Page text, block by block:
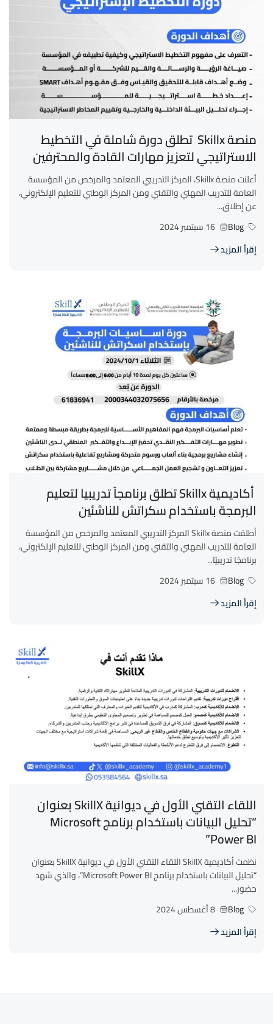
منصة Skillx تطلق دورة شاملة في التخطيط
الاستراتيجي لتعزيز مهارات القادة والمحترفين
أعلنت منصة Skillx، المركز التدريبي المعتمد والمرخص من المؤسسة
العامة للتدريب المهني والتقني ومن المركز الوطني للتعليم الإلكتروني،
عن إطلاق...
Blog
16 سبتمبر 2024
إقرأ المزيد
أكاديمية Skillx تطلق برنامجاً تدريبيا لتعليم
البرمجة باستخدام سكراتش للناشئين
أطلقت منصة Skillx المركز التدريبي المعتمد والمرخص من المؤسسة
العامة للتدريب المهني والتقني ومن المركز الوطني للتعليم الإلكتروني،
برنامجًا تدريبيًا...
Blog
16 سبتمبر 2024
إقرأ المزيد
اللقاء التقني الأول في ديوانية SkillX بعنوان
“تحليل البيانات باستخدام برنامج Microsoft
Power BI”
نظمت أكاديمية SkillX اللقاء التقني الأول في ديوانية SkillX بعنوان
“تحليل البيانات باستخدام برنامج Microsoft Power BI”، والذي شهد
حضور...
Blog
8 أغسطس 2024
إقرأ المزيد